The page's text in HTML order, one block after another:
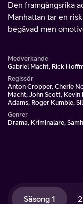
Den framgångsrika
Manhattan tar en
begåvad men
Medverkande
Gabriel Macht, Rick
Regissör
Anton Cropper, Cherie
Macht, John Scott, Kevin
Adams, Roger Kumble,
Genrer
Drama, Kriminalare,
Säsong 1 2